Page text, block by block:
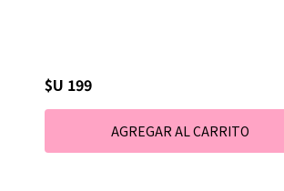
$U 199